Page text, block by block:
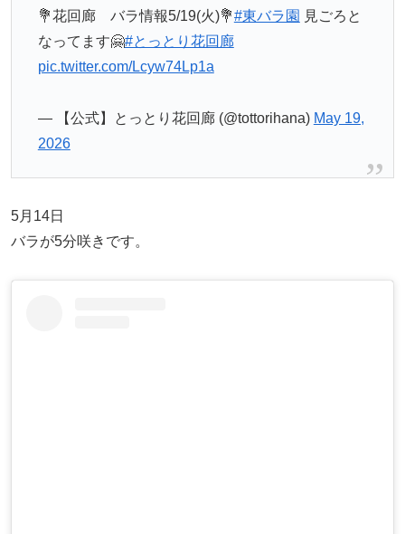
💐花回廊 バラ情報5/19(火)💐#東バラ園 見ごろと
なってます🤗#とっとり花回廊
pic.twitter.com/Lcyw74Lp1a
— 【公式】とっとり花回廊 (@tottorihana) May 19,
2026
5月14日
バラが5分咲きです。